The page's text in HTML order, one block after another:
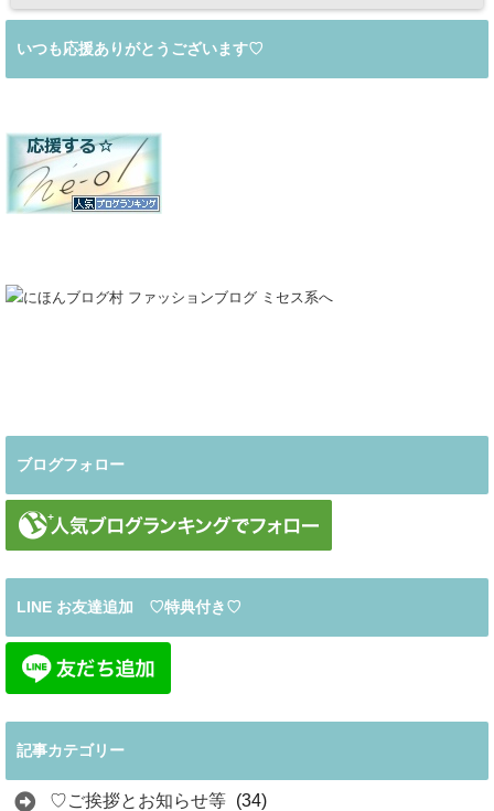
いつも応援ありがとうございます♡
ブログフォロー
LINE お友達追加 ♡特典付き♡
記事カテゴリー
♡ご挨拶とお知らせ等 (34)